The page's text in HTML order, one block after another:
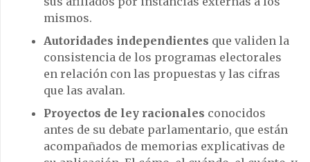
mismos.
Autoridades independientes que validen la
consistencia de los programas electorales
en relación con las propuestas y las cifras
que las avalan.
Proyectos de ley racionales conocidos
antes de su debate parlamentario, que están
acompañados de memorias explicativas de